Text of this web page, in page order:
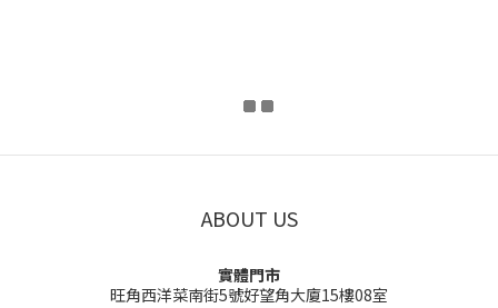
ABOUT US
實體門市
旺角西洋菜南街5號好望角大廈15樓08室